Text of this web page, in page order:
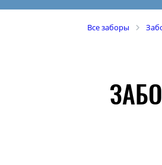
Все заборы